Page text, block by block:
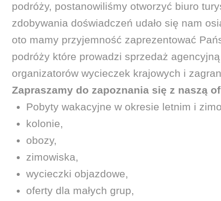
podróży, postanowiliśmy otworzyć biuro
zdobywania doświadczeń udało się nam
oto mamy przyjemność zaprezentować
podróży które prowadzi sprzedaż
organizatorów wycieczek krajowych i
Zapraszamy do zapoznania się z naszą
Pobyty wakacyjne w okresie letnim i
kolonie,
obozy,
zimowiska,
wycieczki objazdowe,
oferty dla małych grup,